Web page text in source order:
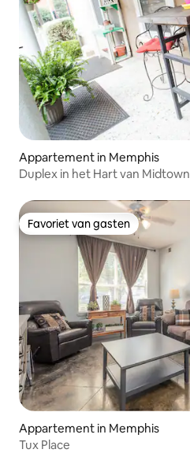
Appartement in Memphis
Duplex in het Hart van Midtown
Favoriet van gasten
Favoriet van gasten
Appartement in Memphis
Tux Place